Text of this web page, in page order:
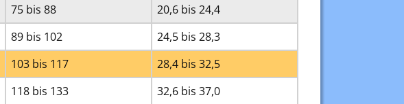
75 bis 88
20,6 bis 24,4
89 bis 102
24,5 bis 28,3
103 bis 117
28,4 bis 32,5
118 bis 133 32,6 bis 37,0